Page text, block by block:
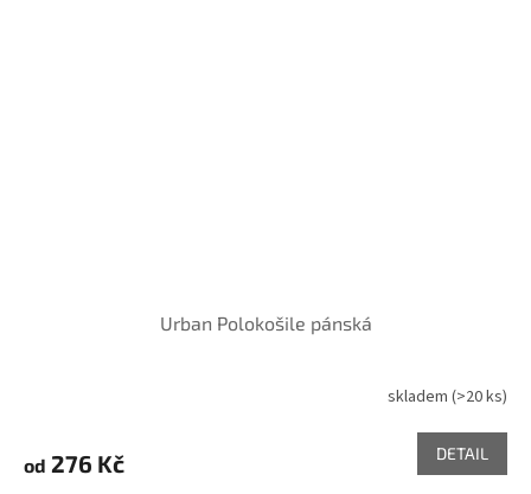
Urban Polokošile pánská
skladem (>20 ks)
od 276 Kč DETAIL